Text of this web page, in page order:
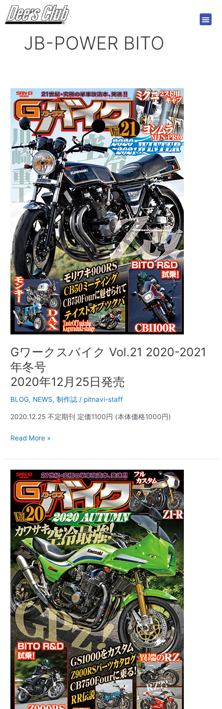
を
JB-POWER BITO
Gワークスバイク Vol.21 2020-2021
年冬号
2020年12月25日発売
BLOG, NEWS,制作誌 / pitnavi-staff
2020.12.25 不定期刊 定価1100円 (本体価格1000円)
ワ
ー
バ
ク
Vol.21
2020-
2021
冬
号
2020
年
12
月
25
日
発
売
Read More »
ワ
ー
ス
バ
イ
ク
Vol.20
2020
年
秋
号
2020
年
9
月
30
日
発
売